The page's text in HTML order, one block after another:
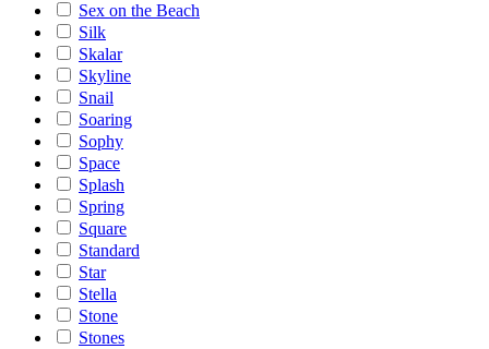
Sex on the Beach
Silk
Skalar
Skyline
Snail
Soaring
Sophy
Space
Splash
Spring
Square
Standard
Star
Stella
Stone
Stones